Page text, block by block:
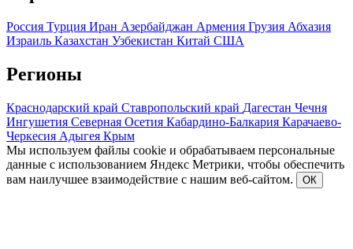
Россия Турция Иран Азербайджан Армения Грузия Абхазия
Израиль Казахстан Узбекистан Китай США
Регионы
Краснодарский край Ставропольский край Дагестан Чечня
Ингушетия Северная Осетия Кабардино-Балкария Карачаево-
Черкесия Адыгея Крым
Мы используем файлы cookie и обрабатываем персональные
данные с использованием Яндекс Метрики, чтобы обеспечить
вам наилучшее взаимодействие с нашим веб-сайтом.
ОК